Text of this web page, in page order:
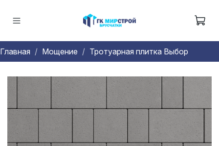
Главная Мощение Тротуарная плитка Выбор